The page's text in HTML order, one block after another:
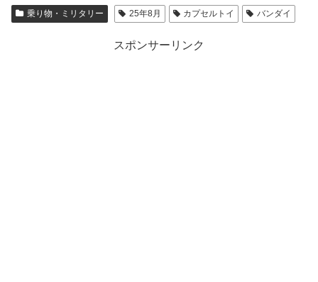
乗り物・ミリタリー 25年8月 カプセルトイ バンダイ
スポンサーリンク